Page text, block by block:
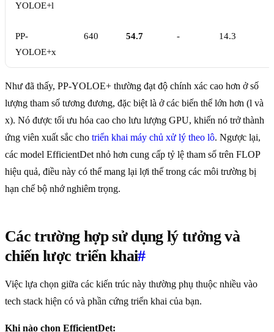
YOLOE+l
PP-
YOLOE+x
640 54.7 - 14.3
Như đã thấy, PP-YOLOE+ thường đạt độ chính xác cao hơn ở số
lượng tham số tương đương, đặc biệt là ở các biến thể lớn hơn (l và
x). Nó được tối ưu hóa cao cho lưu lượng GPU, khiến nó trở thành
ứng viên xuất sắc cho triển khai máy chủ xử lý theo lô. Ngược lại,
các model EfficientDet nhỏ hơn cung cấp tỷ lệ tham số trên FLOP
hiệu quả, điều này có thể mang lại lợi thế trong các môi trường bị
hạn chế bộ nhớ nghiêm trọng.
Các trường hợp sử dụng lý tưởng và
chiến lược triển khai#
Việc lựa chọn giữa các kiến trúc này thường phụ thuộc nhiều vào
tech stack hiện có và phần cứng triển khai của bạn.
Khi nào chọn EfficientDet: